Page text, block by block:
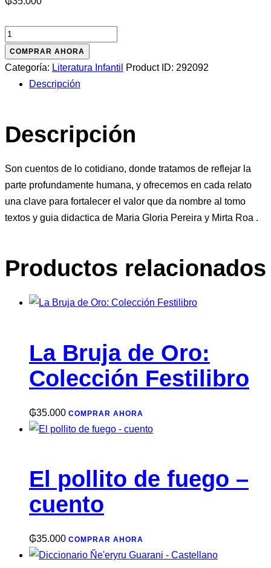
Valores
para
Contar:
Gratitud
COMPRAR AHORA
Categoría: Literatura Infantil Product ID: 292092
Descripción
Descripción
Son cuentos de lo cotidiano, donde tratamos de reflejar la
parte profundamente humana, y ofrecemos en cada relato
una clave para fortalecer el valor que da nombre al tomo
textos y guia didactica de Maria Gloria Pereira y Mirta Roa .
Productos relacionados
La Bruja de Oro:
Colección Festilibro
₲35.000 COMPRAR AHORA
El pollito de fuego –
cuento
₲35.000 COMPRAR AHORA